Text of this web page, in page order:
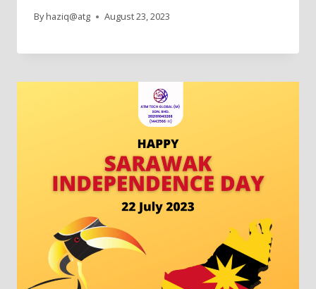
By haziq@atg August 23, 2023